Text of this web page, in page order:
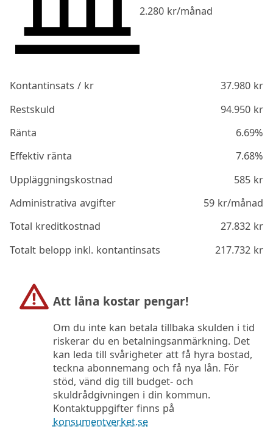
2.280 kr/månad
Kontantinsats / kr 37.980kr
Restskuld
94.950kr
Ränta
6.69%
Effektiv ränta
7.68%
Uppläggningskostnad
585kr
Administrativa avgifter
59kr/månad
Total kreditkostnad
27.832kr
Totalt belopp inkl. kontantinsats
217.732kr
Att låna kostar pengar!
Om du inte kan betala tillbaka skulden i tid
riskerar du en betalningsanmärkning. Det
kan leda till svårigheter att få hyra bostad,
teckna abonnemang och få nya lån. För
stöd, vänd dig till budget- och
skuldrådgivningen i din kommun.
Kontaktuppgifter finns på
konsumentverket.se